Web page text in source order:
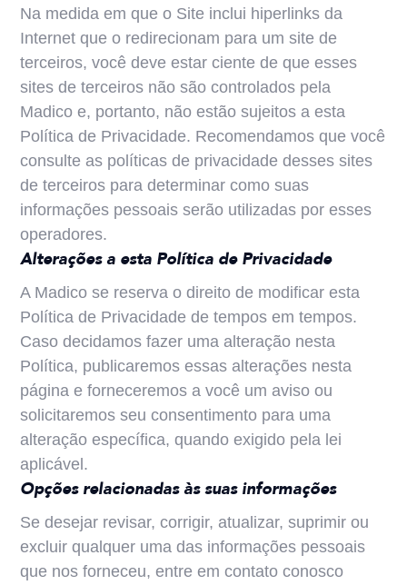
Na medida em que o Site inclui hiperlinks da
Internet que o redirecionam para um site de
terceiros, você deve estar ciente de que esses
sites de terceiros não são controlados pela
Madico e, portanto, não estão sujeitos a esta
Política de Privacidade. Recomendamos que você
consulte as políticas de privacidade desses sites
de terceiros para determinar como suas
informações pessoais serão utilizadas por esses
operadores.
Alterações a esta Política de Privacidade
A Madico se reserva o direito de modificar esta
Política de Privacidade de tempos em tempos.
Caso decidamos fazer uma alteração nesta
Política, publicaremos essas alterações nesta
página e forneceremos a você um aviso ou
solicitaremos seu consentimento para uma
alteração específica, quando exigido pela lei
aplicável.
Opções relacionadas às suas informações
Se desejar revisar, corrigir, atualizar, suprimir ou
excluir qualquer uma das informações pessoais
que nos forneceu, entre em contato conosco